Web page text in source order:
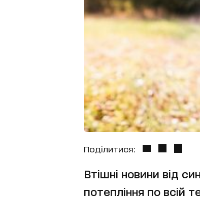
Поділитися:
Втішні новини від
потепління по всій